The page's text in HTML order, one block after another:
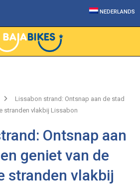
NEDERLANDS
Lissabon strand: Ontsnap aan de stad
stranden vlakbij Lissabon
Ontsnap aan
geniet van de
stranden vlakbij